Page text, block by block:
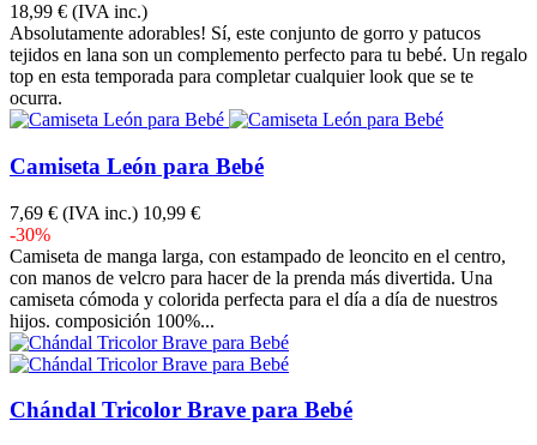
18,99 € (IVA inc.)
Absolutamente adorables! Sí, este conjunto de gorro y patucos
tejidos en lana son un complemento perfecto para tu bebé. Un regalo
top en esta temporada para completar cualquier look que se te
ocurra.
Camiseta León para Bebé
7,69 € (IVA inc.) 10,99 €
-30%
Camiseta de manga larga, con estampado de leoncito en el centro,
con manos de velcro para hacer de la prenda más divertida. Una
camiseta cómoda y colorida perfecta para el día a día de nuestros
hijos. composición 100%...
Chándal Tricolor Brave para Bebé